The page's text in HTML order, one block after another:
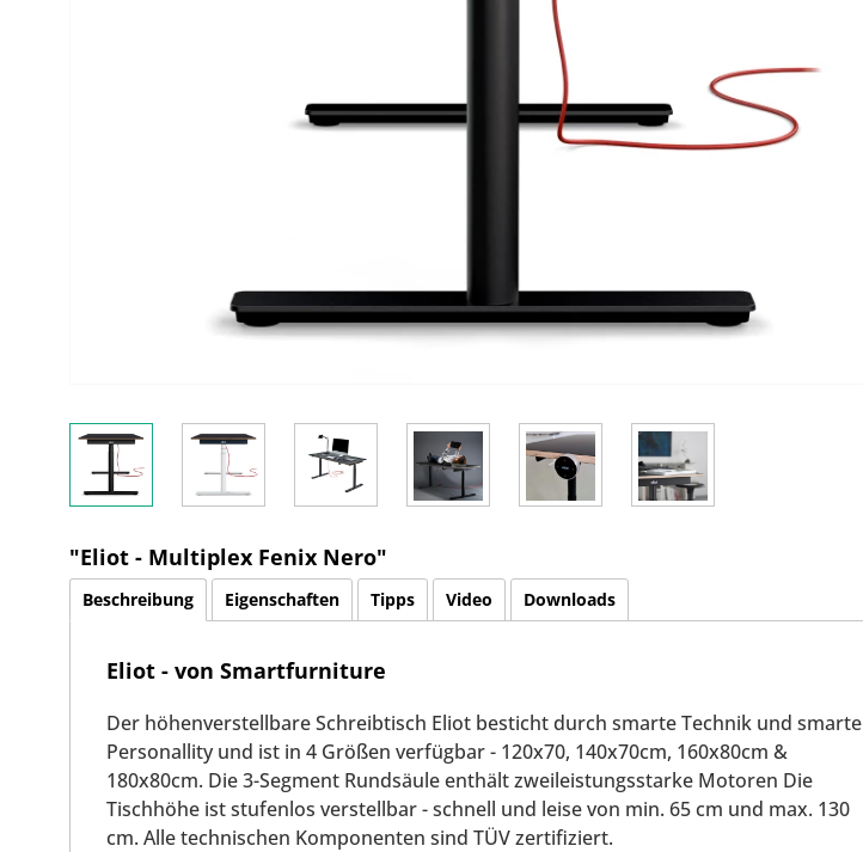
"Eliot - Multiplex Fenix Nero"
Beschreibung Eigenschaften Tipps Video Downloads
Eliot - von Smartfurniture
Der höhenverstellbare Schreibtisch Eliot besticht durch smarte Technik und smarte
Personallity und ist in 4 Größen verfügbar - 120x70, 140x70cm, 160x80cm &
180x80cm. Die 3-Segment Rundsäule enthält zweileistungsstarke Motoren Die
Tischhöhe ist stufenlos verstellbar - schnell und leise von min. 65 cm und max. 130
cm. Alle technischen Komponenten sind TÜV zertifiziert.